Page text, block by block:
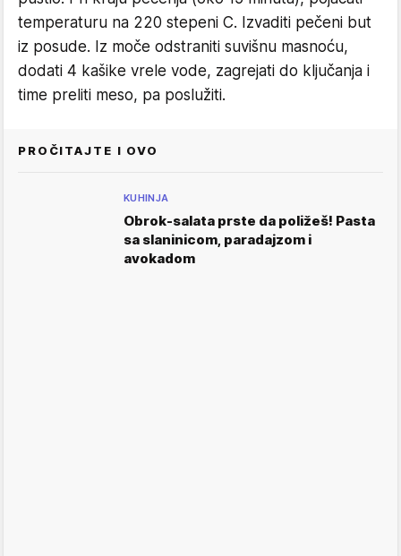
temperaturu na 220 stepeni C. Izvaditi pečeni but
iz posude. Iz moče odstraniti suvišnu masnoću,
dodati 4 kašike vrele vode, zagrejati do ključanja i
time preliti meso, pa poslužiti.
PROČITAJTE I OVO
KUHINJA
Obrok-salata prste da poližeš! Pasta
sa slaninicom, paradajzom i
avokadom